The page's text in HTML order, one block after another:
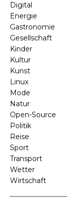
Digital
Energie
Gastronomie
Gesellschaft
Kinder
Kultur
Kunst
Linux
Mode
Natur
Open-Source
Politik
Reise
Sport
Transport
Wetter
Wirtschaft